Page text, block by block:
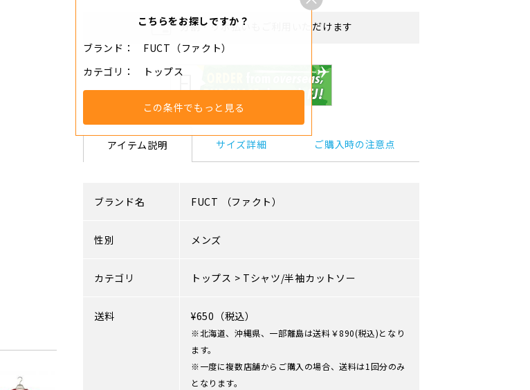
こちらをお探しですか？
ブランド
FUCT（ファクト）
カテゴリ
トップス
この条件でもっと見る
分割・リボ払いもご利用いただけます
アイテム説明 サイズ詳細 ご購入時の注意点
ブランド名 FUCT （ファクト）
性別 メンズ
カテゴリ トップス > Tシャツ/半袖カットソー
送料 ¥650（税込）
※北海道、沖縄県、一部離島は送料￥890(税込)となり
ます。
※一度に複数店舗からご購入の場合、送料は1回分のみ
となります。